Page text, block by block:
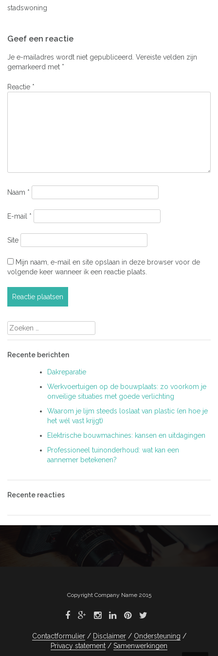
stadswoning
navigatie
Geef een reactie
Je e-mailadres wordt niet gepubliceerd. Vereiste velden zijn
gemarkeerd met *
Reactie *
Naam *
E-mail *
Site
Mijn naam, e-mail en site opslaan in deze browser voor de
volgende keer wanneer ik een reactie plaats.
Zoeken
naar:
Recente berichten
Dakreparatie
Werkvoertuigen op de bouwplaats: zo voorkom je
onveilige situaties met goede verlichting
Waarom je lijm steeds loslaat van plastic (en hoe je
het wél vast krijgt)
Elektrische bouwmachines: kansen en uitdagingen
Professioneel tuinonderhoud: wat kan een
aannemer betekenen?
Recente reacties
Copyright Company Name 2015
Contactformulier Disclaimer
Ondersteuning
Privacy statement
Samenwerkingen